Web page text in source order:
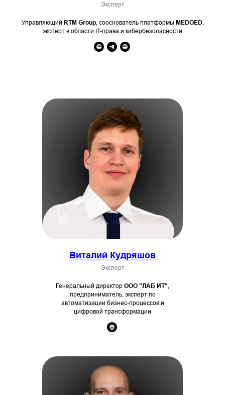
Эксперт
Управляющий RTM Group, сооснователь платформы MEDOED,
эксперт в области IT-права и кибербезопасности
Виталий Кудряшов
Эксперт
Генеральный директор ООО "ЛАБ ИТ",
предприниматель, эксперт по
автоматизации бизнес-процессов и
цифровой трансформации